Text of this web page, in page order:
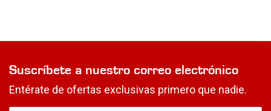
Suscríbete a nuestro correo electrónico
Entérate de ofertas exclusivas primero que nadie.